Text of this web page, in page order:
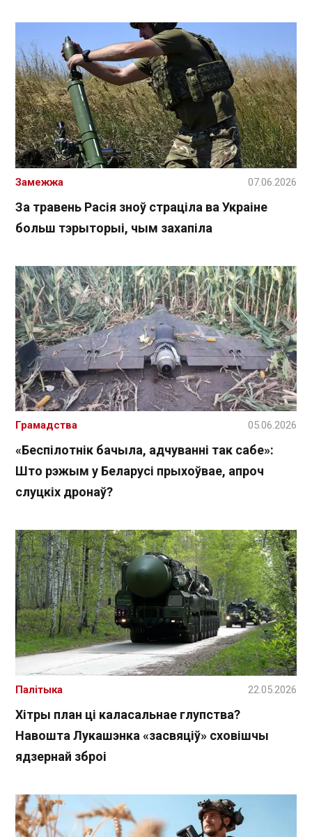
За травень Расія зноў страціла ва Украіне
больш тэрыторыі, чым захапіла
Замежжа 07.06.2026
«Беспілотнік бачыла, адчуванні так сабе»:
Што рэжым у Беларусі прыхоўвае, апроч
слуцкіх дронаў?
Грамадства 05.06.2026
Хітры план ці каласальнае глупства?
Навошта Лукашэнка «засвяціў» сховішчы
ядзернай зброі
Палітыка 22.05.2026